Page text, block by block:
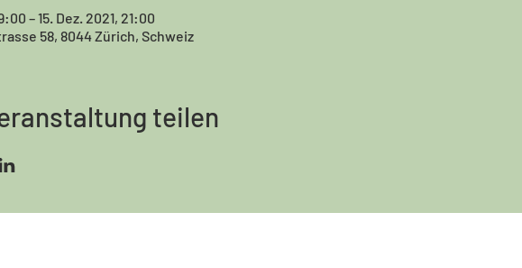
– 15. Dez. 2021, 21:00
58, 8044 Zürich, Schweiz
teilen